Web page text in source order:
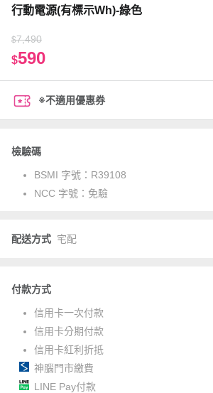
行動電源(有標示Wh)-綠色
$7,490
$590
※不適用優惠券
檢驗碼
BSMI 字號： R39108
NCC 字號： 免驗
配送方式 宅配
付款方式
信用卡一次付款
信用卡分期付款
信用卡紅利折抵
神腦門市繳費
LINE Pay付款